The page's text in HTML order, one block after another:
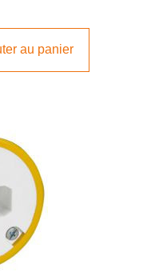
au panier